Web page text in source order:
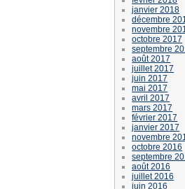
janvier 2018
décembre
novembre
octobre 2017
septembre
août 2017
juillet 2017
juin 2017
mai 2017
avril 2017
mars 2017
février 2017
janvier 2017
novembre
octobre 2016
septembre
août 2016
juillet 2016
juin 2016